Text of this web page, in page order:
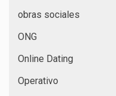
obras sociales
ONG
Online Dating
Operativo